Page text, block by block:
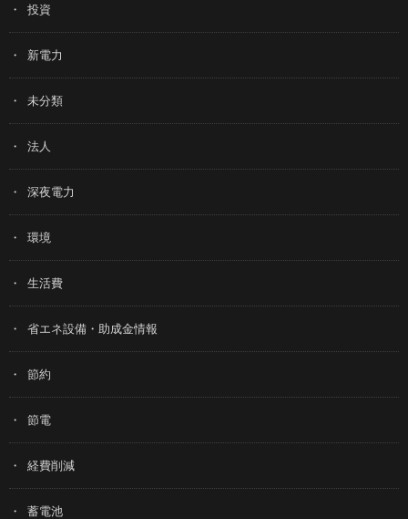
投資
新電力
未分類
法人
深夜電力
環境
生活費
省エネ設備・助成金情報
節約
節電
経費削減
蓄電池